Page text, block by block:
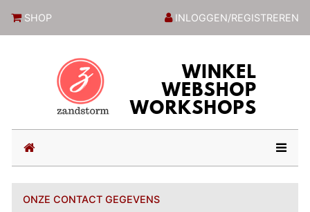
SHOP INLOGGEN/REGISTREREN
(current)
ONZE CONTACT GEGEVENS